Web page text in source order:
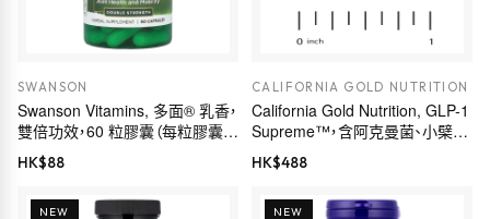
SWANSON
Swanson Vitamins, 多面® 乳香，
雙倍功效，60 粒膠囊（每粒膠囊
800 毫克）
HK$88
CALIFORNIA GOLD NUTRITION
California Gold Nutrition, GLP-1
Supreme™，含阿克曼菌、小檗
鹼、五羥黃酮及姜黃素，60 粒素食
膠囊
HK$488
NEW NEW